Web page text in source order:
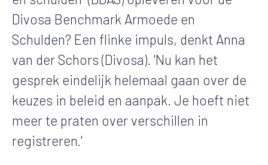
Divosa Benchmark Armoede en
Schulden? Een flinke impuls, denkt Anna
van der Schors (Divosa). 'Nu kan het
gesprek eindelijk helemaal gaan over de
keuzes in beleid en aanpak. Je hoeft niet
meer te praten over verschillen in
registreren.'